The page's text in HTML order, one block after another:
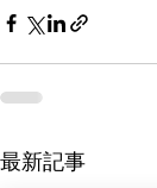
最新記事